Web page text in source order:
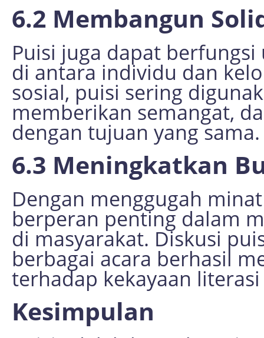
6.2 Membangun
Puisi juga dapat
di antara individu dan
sosial, puisi sering
memberikan semangat,
dengan tujuan yang sama.
6.3 Meningkatkan
Dengan menggugah
berperan penting dalam
di masyarakat. Diskusi
berbagai acara berhasil
terhadap kekayaan
Kesimpulan